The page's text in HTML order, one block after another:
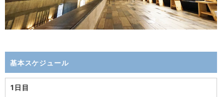
基本スケジュール
1日目